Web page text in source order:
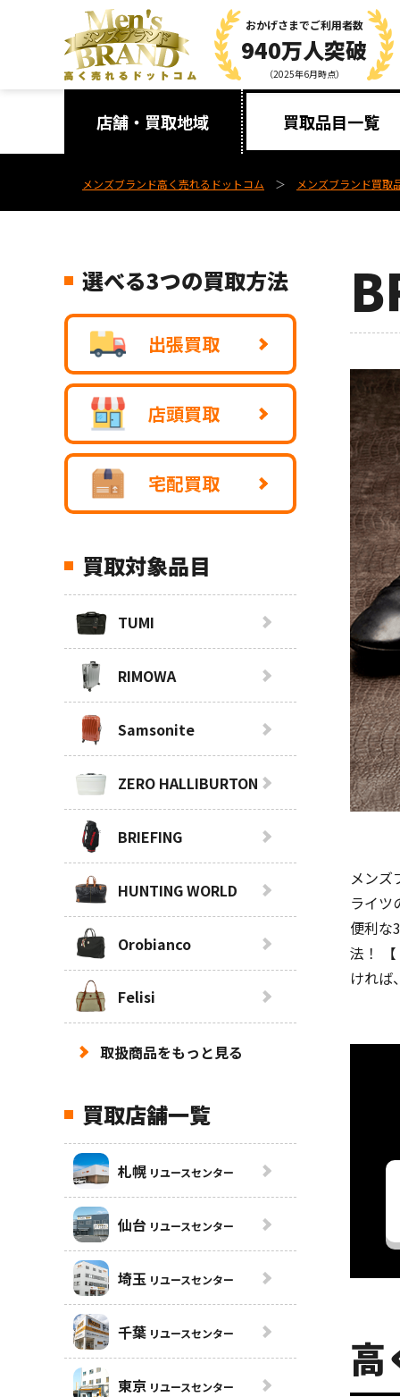
おかげさまでご利用者数
940万人突破
（2025年6月時点）
店舗・買取地域 買取品目一覧
メンズブランド高く売れるドットコム メンズブランド買取
メンズ
ライツ
便利
法！
ければ
高
選べる3つの買取方法
出張買取
店頭買取
宅配買取
買取対象品目
TUMI
RIMOWA
Samsonite
ZERO HALLIBURTON
BRIEFING
HUNTING WORLD
Orobianco
Felisi
取扱商品をもっと見る
買取店舗一覧
札幌 リユースセンター
仙台 リユースセンター
埼玉 リユースセンター
千葉 リユースセンター
東京 リユースセンター